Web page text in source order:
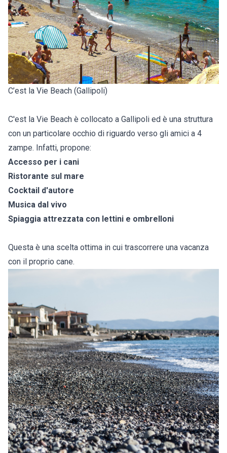
C’est la Vie Beach (Gallipoli)
C'est la Vie Beach è collocato a Gallipoli ed è una struttura
con un particolare occhio di riguardo verso gli amici a 4
zampe. Infatti, propone:
Accesso per i cani
Ristorante sul mare
Cocktail d'autore
Musica dal vivo
Spiaggia attrezzata con lettini e ombrelloni
Questa è una scelta ottima in cui trascorrere una vacanza
con il proprio cane.